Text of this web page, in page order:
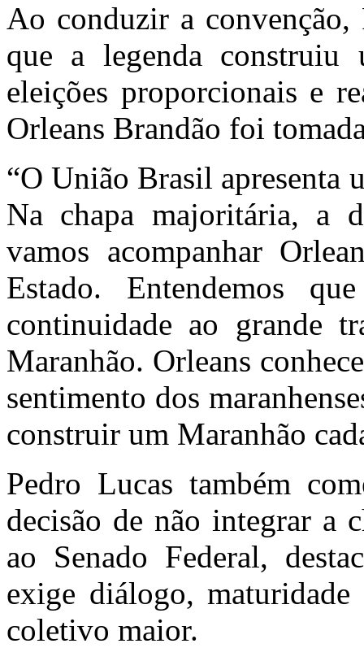
Ao conduzir a convenção,
que a legenda construiu
eleições proporcionais e
Orleans Brandão foi
“O União Brasil apresenta
Na chapa majoritária, a
vamos acompanhar
Estado. Entendemos
continuidade ao grande
Maranhão. Orleans
sentimento dos
construir um Maranhão
Pedro Lucas também
decisão de não integrar a
ao Senado Federal,
exige diálogo,
coletivo maior.